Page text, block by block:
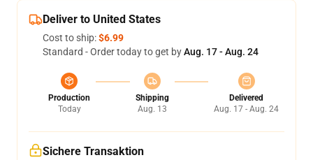
Deliver to United States
Cost to ship:$6.99
Standard - Order today to get byAug. 17 - Aug. 24
Production
Today
Shipping
Aug. 13
Delivered
Aug. 17 - Aug. 24
Sichere Transaktion